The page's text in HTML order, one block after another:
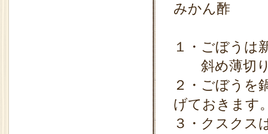
みかん酢
１・ごぼうは
斜め薄切り
２・ごぼうを
げておきます
３・クスクス